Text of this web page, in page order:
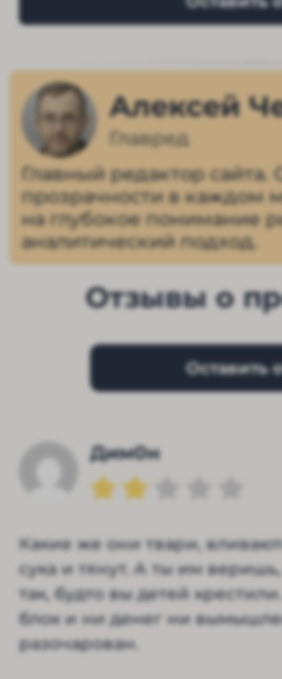
Алексей
Главред
Главный редактор
прозрачности в каждом
на глубокое понимание
аналитический подход.
Отзывы о
Оставить
Дим0н
Какие же они твари,
сука и тянут. А ты им
так, будто вы детей
блок и ни денег ни
разочарован.